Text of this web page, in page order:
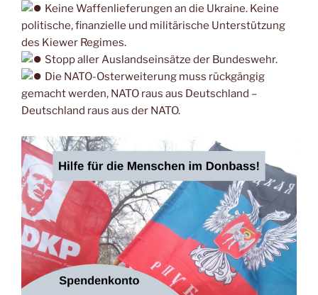
Keine Waffenlieferungen an die Ukraine. Keine
politische, finanzielle und militärische Unterstützung
des Kiewer Regimes.
Stopp aller Auslandseinsätze der Bundeswehr.
Die NATO-Osterweiterung muss rückgängig
gemacht werden, NATO raus aus Deutschland –
Deutschland raus aus der NATO.